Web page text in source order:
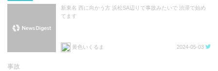
新東名 西に向かう方 浜松SA辺りで事故みたいで 渋滞で始め
てます
黄色いくるま 2024-05-03
事故